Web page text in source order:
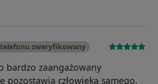
zweryfikowany
bardzo zaangażowany
pozostawia człowieka samego,